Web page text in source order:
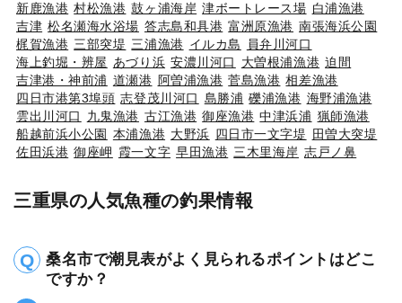
新鹿漁港 村松漁港 鼓ヶ浦海岸 津ボートレース場 白浦漁港
吉津 松名瀬海水浴場 答志島和具港 富洲原漁港 南張海浜公園
梶賀漁港 三部突堤 三浦漁港 イルカ島
員弁川河口
海上釣堀・辨屋 あづり浜 安濃川河口 大曽根浦漁港 迫間
吉津港・神前浦 道瀬港 阿曽浦漁港 菅島漁港 相差漁港
四日市港第3埠頭 志登茂川河口 島勝浦 礫浦漁港 海野浦漁港
雲出川河口
九鬼漁港 古江漁港 御座漁港 中津浜浦 猟師漁港
船越前浜小公園 本浦漁港 大野浜 四日市一文字堤
田曽大突堤
佐田浜港 御座岬 霞一文字 早田漁港 三木里海岸 志戸ノ鼻
三重県の人気魚種の釣果情報
桑名市で潮見表がよく見られるポイントはどこ
ですか？